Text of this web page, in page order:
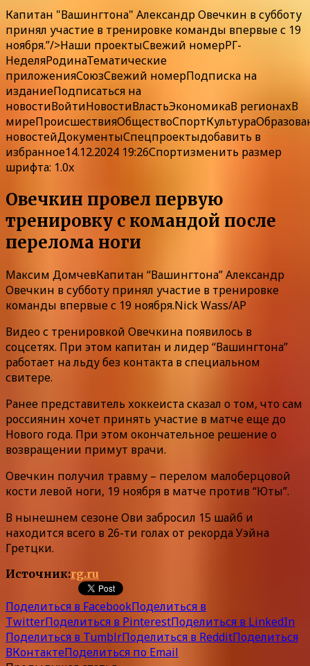
Капитан "Вашингтона" Александр Овечкин в субботу
принял участие в тренировке команды впервые с 19
ноября.”/>Наши проектыСвежий номерРГ-
НеделяРодинаТематические
приложенияСоюзСвежий номерПодписка на
изданиеПодписаться на
новостиВойтиНовостиВластьЭкономикаВ регионахВ
миреПроисшествияОбществоСпортКультура
новостейДокументыСпецпроектыдобавить в
избранное14.12.2024 19:26Спортизменить размер
шрифта: 1.0x
Овечкин провел первую
тренировку с командой после
перелома ноги
Максим ДомчевКапитан “Вашингтона” Александр
Овечкин в субботу принял участие в тренировке
команды впервые с 19 ноября.Nick Wass/AP
Видео с тренировкой Овечкина появилось в
соцсетях. При этом капитан и лидер “Вашингтона”
работает на льду без контакта в специальном
свитере.
Ранее представитель хоккеиста сказал о том, что сам
россиянин хочет принять участие в матче еще до
Нового года. При этом окончательное решение о
возвращении примут врачи.
Овечкин получил травму – перелом малоберцовой
кости левой ноги, 19 ноября в матче против “Юты”.
В нынешнем сезоне Ови забросил 15 шайб и
находится всего в 26-ти голах от рекорда Уэйна
Гретцки.
Источник:rg.ru
Поделиться в FacebookПоделиться в
TwitterПоделиться в PinterestПоделиться в LinkedIn
Поделиться в TumblrПоделиться в RedditПоделиться
ВКонтактеПоделиться по Email